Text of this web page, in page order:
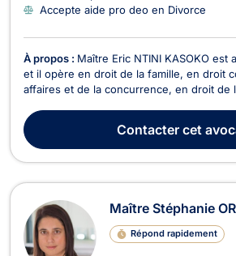
Accepte aide pro deo en Divorce
À propos : Maître Eric NTINI KASOKO est
et il opère en droit de la famille, en droit
affaires et de la concurrence, en droit de
NTINI KASOKO intervient en droit de la
divorces à l'amiable ou con...
Contactercet
Maître Stéphanie
Répond rapidement